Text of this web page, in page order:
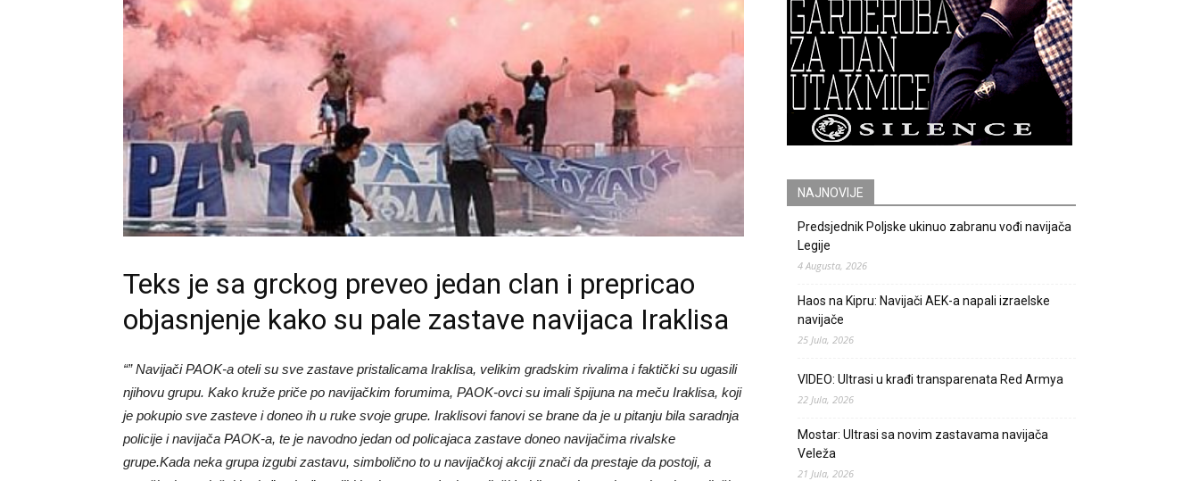
Teks je sa grckog preveo jedan clan i prepricao
objasnjenje kako su pale zastave navijaca Iraklisa
“” Navijači PAOK-a oteli su sve zastave pristalicama Iraklisa, velikim gradskim rivalima i faktički su ugasili
njihovu grupu. Kako kruže priče po navijačkim forumima, PAOK-ovci su imali špijuna na meču Iraklisa, koji
je pokupio sve zasteve i doneo ih u ruke svoje grupe. Iraklisovi fanovi se brane da je u pitanju bila saradnja
policije i navijača PAOK-a, te je navodno jedan od policajaca zastave doneo navijačima rivalske
grupe.Kada neka grupa izgubi zastavu, simbolično to u navijačkoj akciji znači da prestaje da postoji, a
NAJNOVIJE
Predsjednik Poljske ukinuo zabranu vođi navijača
Legije
4 Augusta, 2026
Haos na Kipru: Navijači AEK-a napali izraelske
navijače
25 Jula, 2026
VIDEO: Ultrasi u krađi transparenata Red Armya
22 Jula, 2026
Mostar: Ultrasi sa novim zastavama navijača
Veleža
21 Jula, 2026